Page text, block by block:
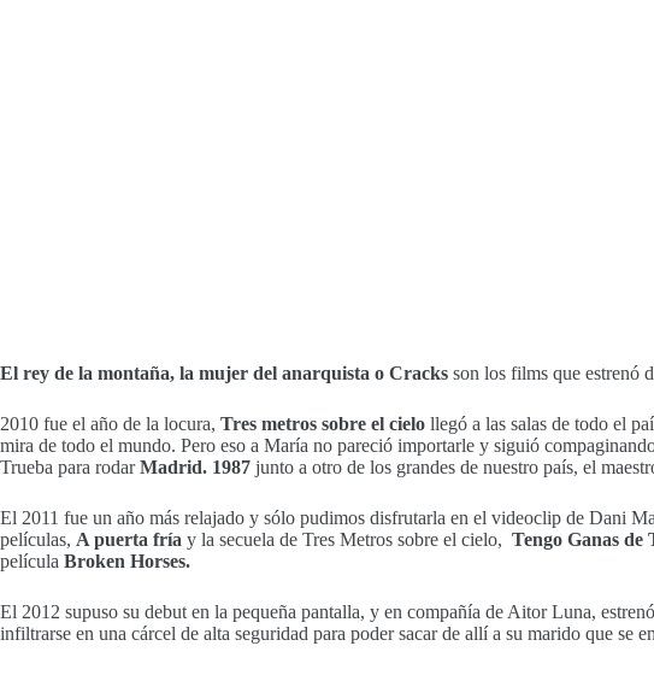
El rey de la montaña, la mujer del anarquista o Cracks son los films que estrenó
2010 fue el año de la locura, Tres metros sobre el cielo llegó a las salas de todo el
mira de todo el mundo. Pero eso a María no pareció importarle y siguió
Trueba para rodarMadrid. 1987 junto a otro de los grandes de nuestro país, el
El 2011 fue un año más relajado y sólo pudimos disfrutarla en el videoclip de Dani
películas, A puerta fría y la secuela de Tres Metros sobre el cielo, Tengo Ganas de
película Broken Horses.
El 2012 supuso su debut en la pequeña pantalla, y en compañía de Aitor Luna,
infiltrarse en una cárcel de alta seguridad para poder sacar de allí a su marido que se